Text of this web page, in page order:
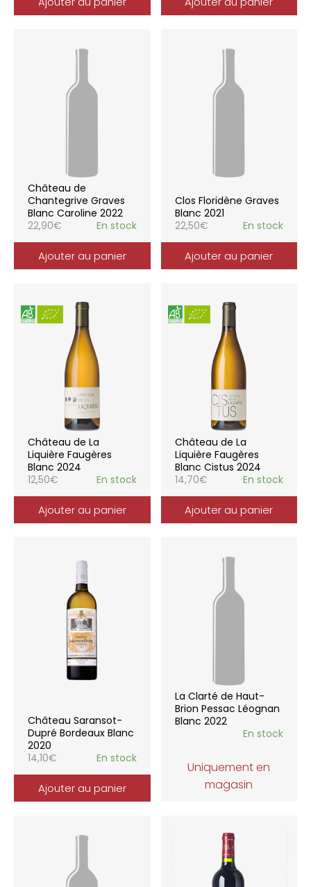
Château de
Chantegrive Graves
Blanc Caroline 2022
22,90€ En stock
Ajouter au panier
Clos Floridène Graves
Blanc 2021
22,50€ En stock
Ajouter au panier
Château de La
Liquière Faugères
Blanc 2024
12,50€ En stock
Ajouter au panier
Château de La
Liquière Faugères
Blanc Cistus 2024
14,70€ En stock
Ajouter au panier
Château Saransot-
Dupré Bordeaux Blanc
2020
14,10€ En stock
Ajouter au panier
La Clarté de Haut-
Brion Pessac Léognan
Blanc 2022
En stock
Uniquement en
magasin